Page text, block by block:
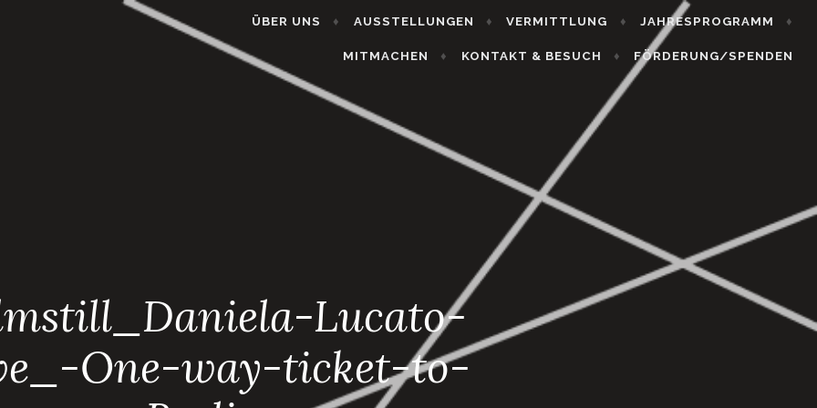
ÜBER UNS AUSSTELLUNGEN VERMITTLUNG JAHRESPROGRAMM
MITMACHEN KONTAKT & BESUCH FÖRDERUNG/SPENDEN
Lucato-
One-way-ticket-to-